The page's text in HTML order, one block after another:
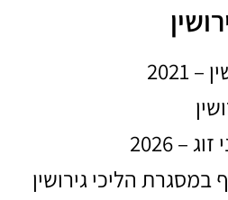
– 2026
הליכי גירושין